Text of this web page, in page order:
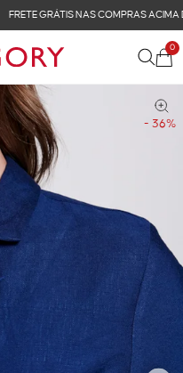
ACIMA DE R$ 899
0
- 36%